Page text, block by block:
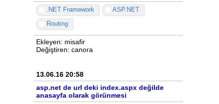
.NET Framework
ASP.NET
Routing
Ekleyen: misafir
Değiştiren: canora
13.06.16 20:58
asp.net de url deki index.aspx değilde
anasayfa olarak görünmesi